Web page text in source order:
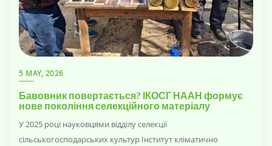
5 MAY, 2026
Бавовник повертається? ІКОСГ НААН формує
нове покоління селекційного матеріалу
У 2025 році науковцями відділу селекції
сільськогосподарських культур Інститут кліматично